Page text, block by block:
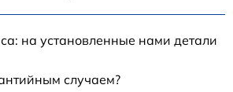
на установленные нами детали
случаем?